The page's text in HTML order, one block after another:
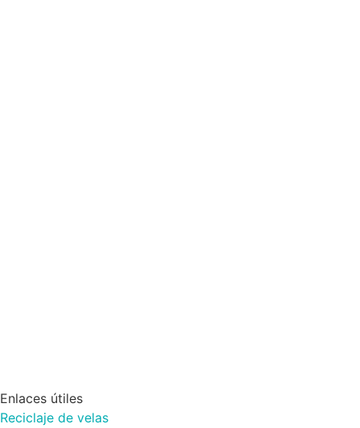
Enlaces útiles
Reciclaje de velas